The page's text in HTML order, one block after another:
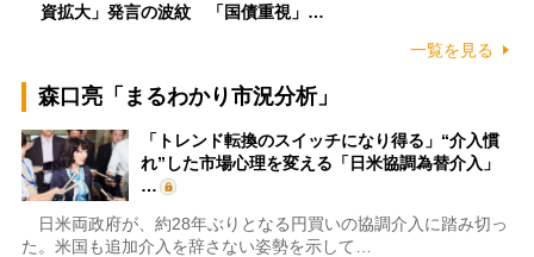
資拡大」発言の波紋 「国債重視」…
一覧を見る
森口亮「まるわかり市況分析」
「トレンド転換のスイッチになり得る」“介入慣
れ”した市場心理を変える「日米協調為替介入」
…
日米両政府が、約28年ぶりとなる円買いの協調介入に踏み切っ
た。米国も追加介入を辞さない姿勢を示して…